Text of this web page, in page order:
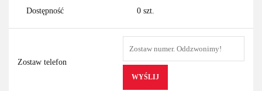
Dostępność 0 szt.
Zostaw telefon
WYŚLIJ